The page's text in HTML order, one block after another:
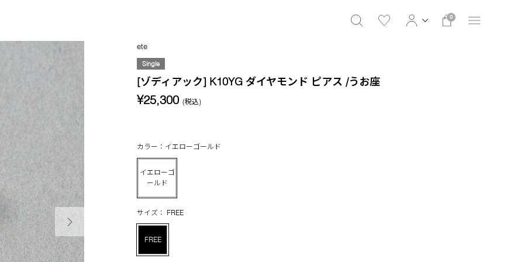
0
ete
Single
[ゾディアック] K10YG ダイヤモンド ピアス /うお座
¥25,300 (税込)
カラー：イエローゴールド
イエローゴ
ールド
サイズ： FREE
FREE